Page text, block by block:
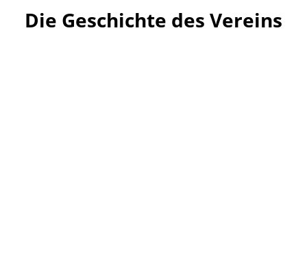
Die Geschichte des Vereins